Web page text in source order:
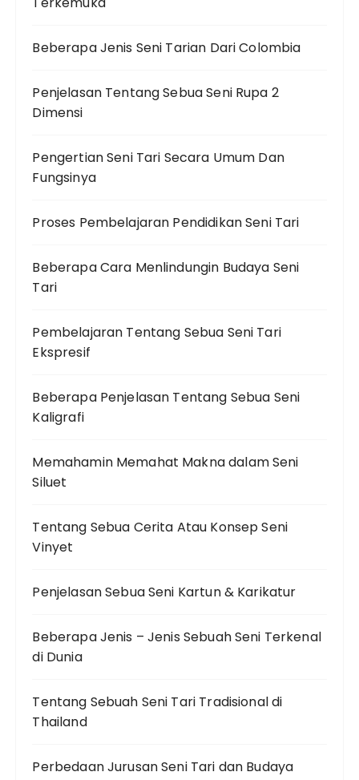
Beberapa Jenis Seni Tarian Dari Colombia
Penjelasan Tentang Sebua Seni Rupa 2
Dimensi
Pengertian Seni Tari Secara Umum Dan
Fungsinya
Proses Pembelajaran Pendidikan Seni Tari
Beberapa Cara Menlindungin Budaya Seni
Tari
Pembelajaran Tentang Sebua Seni Tari
Ekspresif
Beberapa Penjelasan Tentang Sebua Seni
Kaligrafi
Memahamin Memahat Makna dalam Seni
Siluet
Tentang Sebua Cerita Atau Konsep Seni
Vinyet
Penjelasan Sebua Seni Kartun & Karikatur
Beberapa Jenis – Jenis Sebuah Seni Terkenal
di Dunia
Tentang Sebuah Seni Tari Tradisional di
Thailand
Perbedaan Jurusan Seni Tari dan Budaya